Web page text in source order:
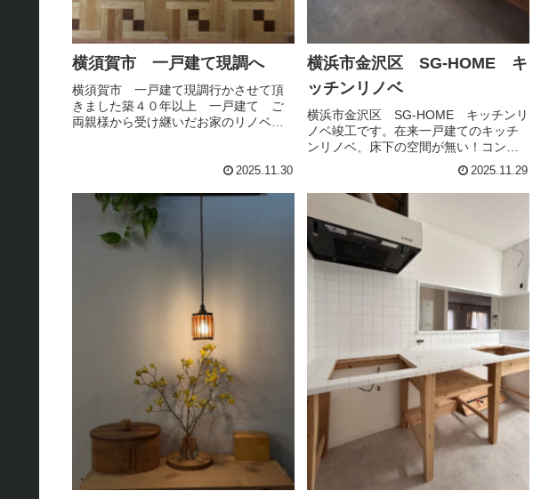
横須賀市 一戸建て現調へ
横須賀市 一戸建て現調行かさせて頂
きました築４０年以上 一戸建て ご
両親様から受け継いだお家のリノベの
2025.11.30
横浜市金沢区 SG-HOME キ
ッチンリノベ
横浜市金沢区 SG-HOME キッチンリ
ノベ竣工です。在来一戸建てのキッチ
ンリノベ、床下の空間が無い！コンク
リ－トスラブ直貼りの床在来工法では
珍しい工法の基礎でしたが、配管スラ
ブ上処理で竣工です。無垢のレッドシ
ダ－のキッチンは、シダ－の香り...
2025.11.29